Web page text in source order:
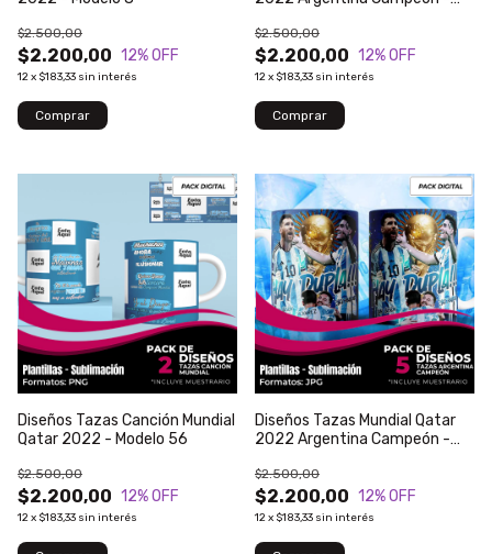
$2.200,00
$2.500,00
12% OFF
12x $183,33 sin interés
$2.200,00
$2.500,00
12% OFF
12x $183,33 sin interés
Diseños Tazas Canción Mundial
Qatar 2022 - Modelo 56
$2.200,00
$2.500,00
12% OFF
12x $183,33 sin interés
Diseños Tazas Mundial Qatar
2022 Argentina Campeón -
$2.200,00
$2.500,00
12% OFF
12x $183,33 sin interés